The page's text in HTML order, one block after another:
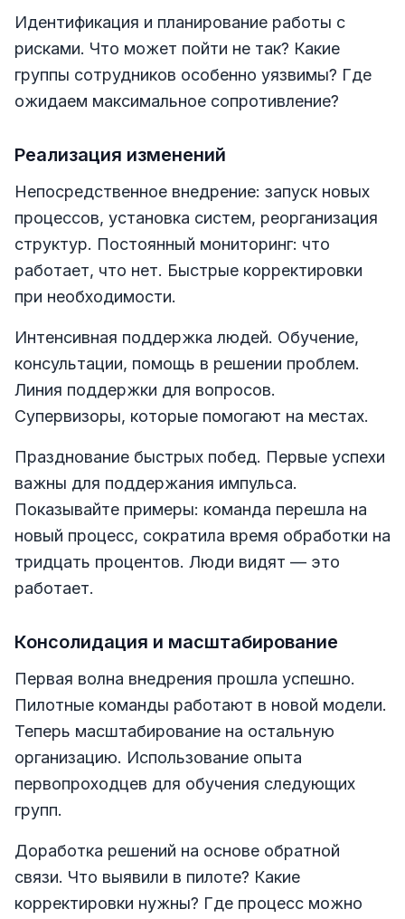
Идентификация и планирование работы с
рисками. Что может пойти не так? Какие
группы сотрудников особенно уязвимы? Где
ожидаем максимальное сопротивление?
Реализация изменений
Непосредственное внедрение: запуск новых
процессов, установка систем, реорганизация
структур. Постоянный мониторинг: что
работает, что нет. Быстрые корректировки
при необходимости.
Интенсивная поддержка людей. Обучение,
консультации, помощь в решении проблем.
Линия поддержки для вопросов.
Супервизоры, которые помогают на местах.
Празднование быстрых побед. Первые успехи
важны для поддержания импульса.
Показывайте примеры: команда перешла на
новый процесс, сократила время обработки на
тридцать процентов. Люди видят — это
работает.
Консолидация и масштабирование
Первая волна внедрения прошла успешно.
Пилотные команды работают в новой модели.
Теперь масштабирование на остальную
организацию. Использование опыта
первопроходцев для обучения следующих
групп.
Доработка решений на основе обратной
связи. Что выявили в пилоте? Какие
корректировки нужны? Где процесс можно